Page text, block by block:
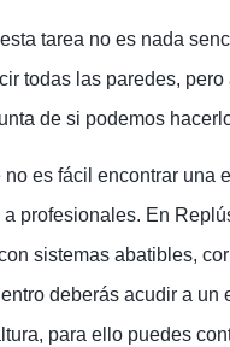
tarea no es nada
todas las paredes,
de si podemos
es fácil encontrar
profesionales. En
sistemas abatibles,
deberás acudir a
para ello puedes